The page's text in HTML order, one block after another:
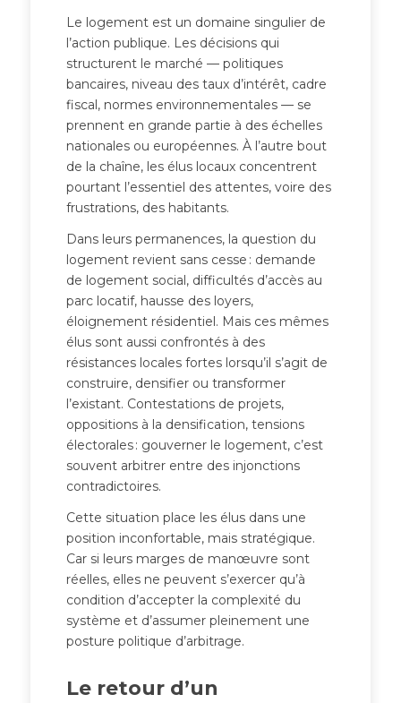
Le logement est un domaine singulier de
l’action publique. Les décisions qui
structurent le marché — politiques
bancaires, niveau des taux d’intérêt, cadre
fiscal, normes environnementales — se
prennent en grande partie à des échelles
nationales ou européennes. À l’autre bout
de la chaîne, les élus locaux concentrent
pourtant l’essentiel des attentes, voire des
frustrations, des habitants.
Dans leurs permanences, la question du
logement revient sans cesse : demande
de logement social, difficultés d’accès au
parc locatif, hausse des loyers,
éloignement résidentiel. Mais ces mêmes
élus sont aussi confrontés à des
résistances locales fortes lorsqu’il s’agit de
construire, densifier ou transformer
l’existant. Contestations de projets,
oppositions à la densification, tensions
électorales : gouverner le logement, c’est
souvent arbitrer entre des injonctions
contradictoires.
Cette situation place les élus dans une
position inconfortable, mais stratégique.
Car si leurs marges de manœuvre sont
réelles, elles ne peuvent s’exercer qu’à
condition d’accepter la complexité du
système et d’assumer pleinement une
posture politique d’arbitrage.
Le retour d’un